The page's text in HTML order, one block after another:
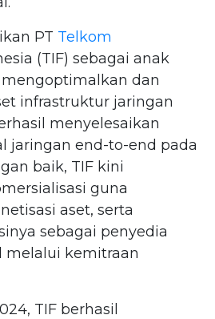
PT Telkom
(TIF) sebagai anak
dan
infrastruktur jaringan
menyelesaikan
jaringan end-to-end pada
baik, TIF kini
guna
aset, serta
sebagai penyedia
melalui kemitraan
TIF berhasil